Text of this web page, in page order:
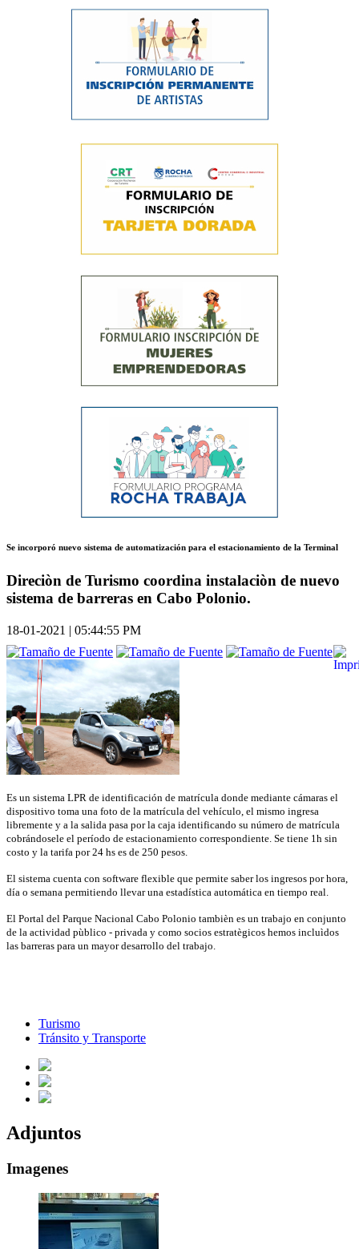
Se incorporó nuevo sistema de automatización para el estacionamiento de la Terminal
Direciòn de Turismo coordina instalaciòn de nuevo
sistema de barreras en Cabo Polonio.
18-01-2021 | 05:44:55 PM
Es un sistema LPR de identificación de matrícula donde mediante cámaras el
dispositivo toma una foto de la matrícula del vehículo, el mismo ingresa
libremente y a la salida pasa por la caja identificando su número de matrícula
cobrándosele el período de estacionamiento correspondiente. Se tiene 1h sin
costo y la tarifa por 24 hs es de 250 pesos.
El sistema cuenta con software flexible que permite saber los ingresos por hora,
día o semana permitiendo llevar una estadística automática en tiempo real.
El Portal del Parque Nacional Cabo Polonio tambièn es un trabajo en conjunto
de la actividad pùblico - privada y como socios estratègicos hemos incluìdos
las barreras para un mayor desarrollo del trabajo.
Turismo
Tránsito y Transporte
Adjuntos
Imagenes